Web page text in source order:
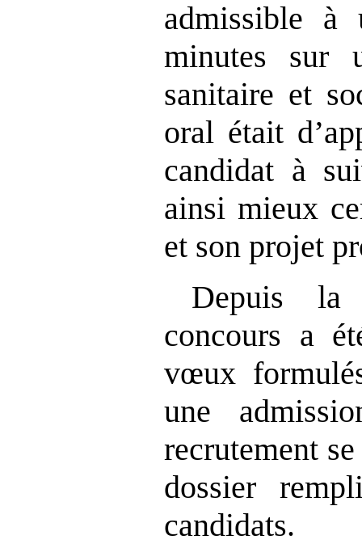
admissible à
minutes sur
sanitaire et
oral était
candidat à
ainsi mieux
et son projet
Depuis la
concours a
vœux
une
recrutement
dossier
candidats.